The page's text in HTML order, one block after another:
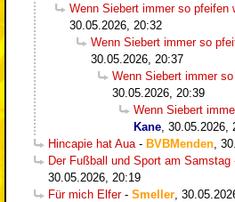
Wenn Siebert immer so pfeifen
30.05.2026, 20:32
Wenn Siebert immer so
30.05.2026, 20:37
Wenn Siebert immer
30.05.2026, 20:39
Wenn Siebert
Kane 30.05.2026,
Hincapie hat Aua - BVBMenden
Der Fußball und Sport am Samstag
30.05.2026, 20:19
Für mich Elfer- Smeller